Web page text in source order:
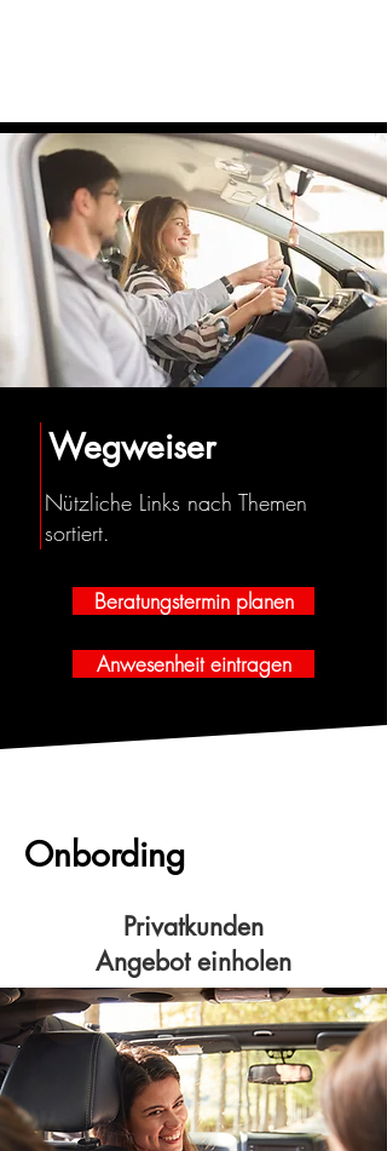
Wegweiser
Nützliche Links nach Themen
sortiert.
Beratungstermin planen
Anwesenheit eintragen
Onbording
Privatkunden
Angebot einholen